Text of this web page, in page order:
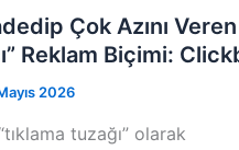
Çok Azını Veren
Reklam Biçimi:
2026
tuzağı” olarak